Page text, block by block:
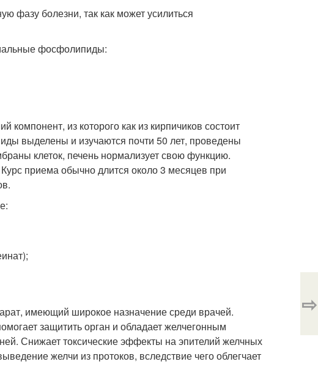
фазу болезни, так как может усилиться
фосфолипиды:
из которого как из кирпичиков состоит
выделены и изучаются почти 50 лет, проведены
клеток, печень нормализует свою функцию.
приема обычно длится около 3 месяцев при
имеющий широкое назначение среди врачей.
защитить орган и обладает желчегонным
Снижает токсические эффекты на эпителий желчных
желчи из протоков, вследствие чего облегчает
⇨